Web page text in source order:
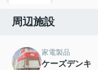
周辺施設
家電製品
ケーズデンキ